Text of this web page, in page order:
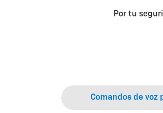
Por tu
Comandos de voz